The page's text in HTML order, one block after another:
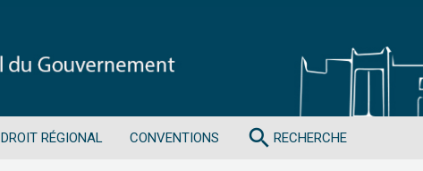
DROIT RÉGIONAL CONVENTIONS search RECHERCHE